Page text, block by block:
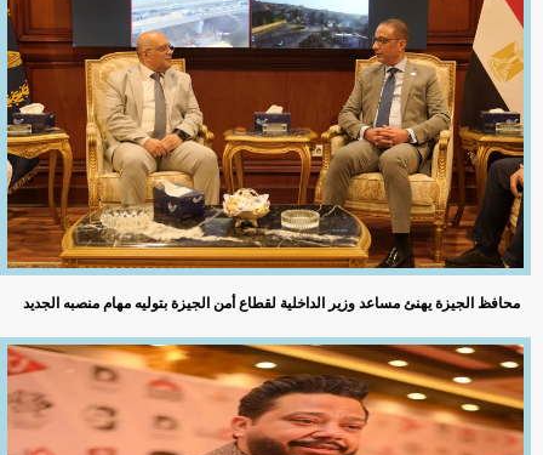
محافظ الجيزة يهنئ مساعد وزير الداخلية لقطاع أمن الجيزة بتوليه مهام منصبه الجديد